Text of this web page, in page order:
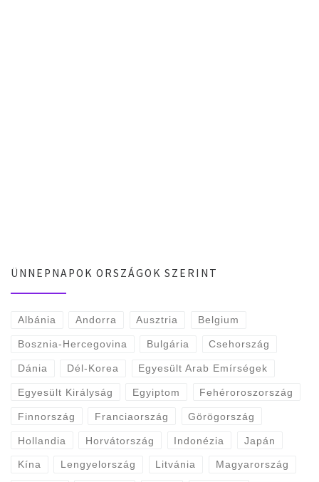
ÜNNEPNAPOK ORSZÁGOK SZERINT
Albánia Andorra Ausztria Belgium
Bosznia-Hercegovina Bulgária Csehország
Dánia Dél-Korea Egyesült Arab Emírségek
Egyesült Királyság Egyiptom Fehéroroszország
Finnország Franciaország Görögország
Hollandia Horvátország Indonézia Japán
Kína Lengyelország Litvánia Magyarország